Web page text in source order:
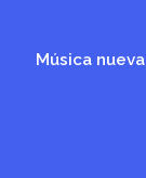
Música nueva